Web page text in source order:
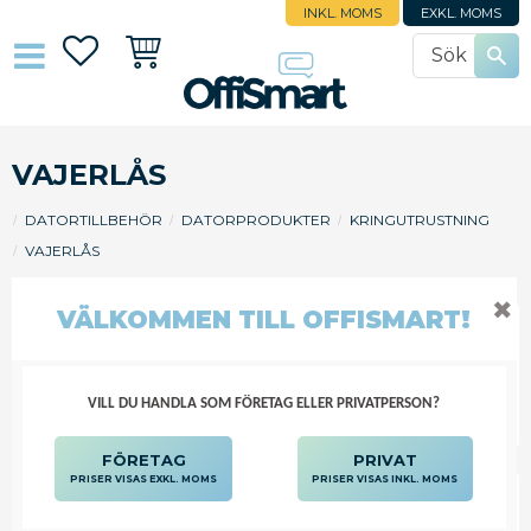
INKL. MOMS EXKL. MOMS
FavoriterKundvagn
VAJERLÅS
DATORTILLBEHÖR DATORPRODUKTER
KRINGUTRUSTNING
VAJERLÅS
FILTRERA SORTERA
VÄLKOMMEN TILL OFFISMART!
VILL DU HANDLA SOM FÖRETAG ELLER PRIVATPERSON?
FÖRETAG
PRISER VISAS EXKL. MOMS
PRIVAT
PRISER VISAS INKL. MOMS
✖